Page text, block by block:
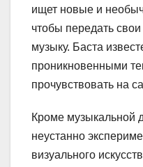
ищет новые и
чтобы передать
музыку. Баста
проникновенными
прочувствовать на
Кроме музыкальной
неустанно
визуального